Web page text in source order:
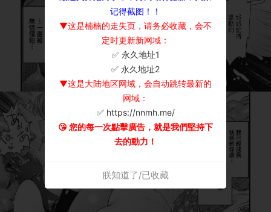
记得截图！！
▼这是楠楠的走失页，请务必收藏，会不
定时更新新网域：
✅ 永久地址1
✅ 永久地址2
▼这是大陆地区网域，会自动跳转最新的
网域：
✅ https://nnmh.me/
😘 您的每一次點擊廣告，就是我們堅持下
去的動力！
朕知道了/已收藏